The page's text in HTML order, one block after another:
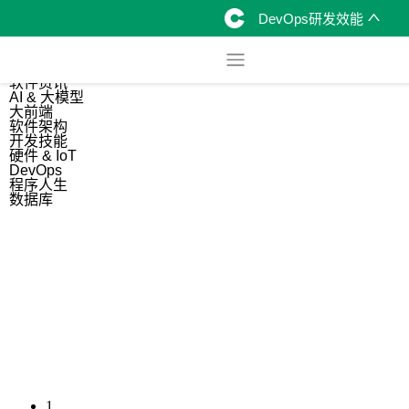
DevOps研发效能
软件资讯
AI & 大模型
大前端
软件架构
开发技能
硬件 & IoT
DevOps
程序人生
数据库
1